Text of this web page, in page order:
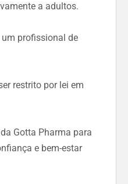
a adultos.
profissional de
restrito por lei em
Gotta Pharma para
e bem-estar